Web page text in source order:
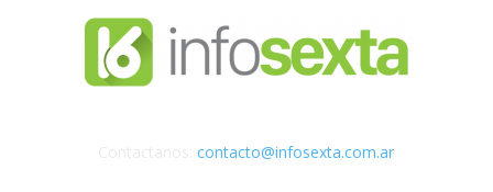
contacto@infosexta.com.ar